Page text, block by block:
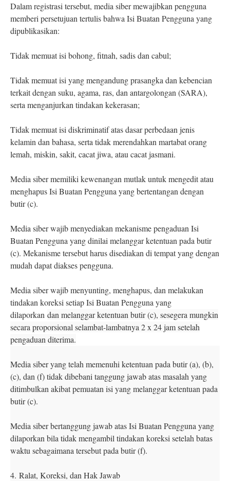
Dalam registrasi tersebut, media siber mewajibkan pengguna
memberi persetujuan tertulis bahwa Isi Buatan Pengguna yang
dipublikasikan:
Tidak memuat isi bohong, fitnah, sadis dan cabul;
Tidak memuat isi yang mengandung prasangka dan kebencian
terkait dengan suku, agama, ras, dan antargolongan (SARA),
serta menganjurkan tindakan kekerasan;
Tidak memuat isi diskriminatif atas dasar perbedaan jenis
kelamin dan bahasa, serta tidak merendahkan martabat orang
lemah, miskin, sakit, cacat jiwa, atau cacat jasmani.
Media siber memiliki kewenangan mutlak untuk mengedit atau
menghapus Isi Buatan Pengguna yang bertentangan dengan
butir (c).
Media siber wajib menyediakan mekanisme pengaduan Isi
Buatan Pengguna yang dinilai melanggar ketentuan pada butir
(c). Mekanisme tersebut harus disediakan di tempat yang dengan
mudah dapat diakses pengguna.
Media siber wajib menyunting, menghapus, dan melakukan
tindakan koreksi setiap Isi Buatan Pengguna yang
dilaporkan dan melanggar ketentuan butir (c), sesegera mungkin
secara proporsional selambat-lambatnya 2 x 24 jam setelah
pengaduan diterima.
Media siber yang telah memenuhi ketentuan pada butir (a), (b),
(c), dan (f) tidak dibebani tanggung jawab atas masalah yang
ditimbulkan akibat pemuatan isi yang melanggar ketentuan pada
butir (c).
Media siber bertanggung jawab atas Isi Buatan Pengguna yang
dilaporkan bila tidak mengambil tindakan koreksi setelah batas
waktu sebagaimana tersebut pada butir (f).
4. Ralat, Koreksi, dan Hak Jawab